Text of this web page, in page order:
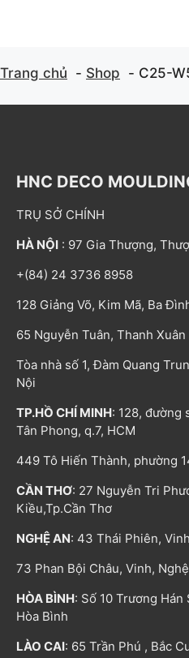
Trang chủ Shop C25-
HNC DECO
TRỤ SỞ CHÍNH
HÀ NỘI : 97 Gia Thượng,
+(84) 24 3736 8958
128 Giảng Võ, Kim Mã, Ba
65 Nguyễn Tuân, Thanh
Tòa nhà số 1, Đàm Quang
Nội
TP.HỒ CHÍ MINH: 128, đường
Tân Phong, q.7, HCM
449 Tô Hiến Thành, phường
CẦN THƠ: 27 Nguyễn Tri
Kiều,Tp.Cần Thơ
NGHỆ AN: 43 Thái Phiên,
73 Phan Bội Châu, Vinh,
HÒA BÌNH: Số 10 Trương
Hòa Bình
LÀO CAI: 65 Trần Phú , Bắc